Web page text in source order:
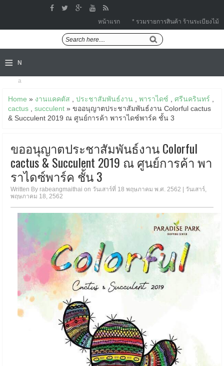
หน้าแรก * รวมรายการสินค้า ร้านระเบียงไม้
≡ N
a
v
i
a
o
n
Home » งานแคคตัส ประชาสัมพันธ์งาน พาราไดซ์ ศรีนครินทร์
cactus
succulent » ขออนุญาตประชาสัมพันธ์งาน Colorful cactus
& Succulent 2019 ณ ศูนย์การค้า พาราไดซ์พาร์ค ชั้น 3
ขออนุญาตประชาสัมพันธ์งาน Colorful
cactus & Succulent 2019 ณ ศูนย์การค้า พา
ราไดซ์พาร์ค ชั้น 3
Written By rabeangmaithai on วันเสาร์ที่ 18 พฤษภาคม พ.ศ. 2562 | วันเสาร์,
พฤษภาคม 18, 2562